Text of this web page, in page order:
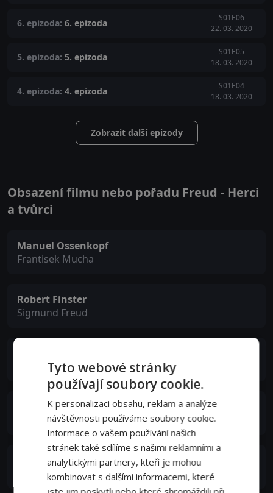
6. epizoda: 6. epizoda
S01E06
22. 03. 2020
5. epizoda: 5. epizoda
S01E05
18. 03. 2020
4. epizoda: 4. epizoda
S01E04
18. 03. 2020
Zobrazit další epizody
Obsazení filmu nebo pořadu Freud - Herci
a tvůrci
Manuel Ossenkopf
Frantisek Mucha
Robert Finster
Sigmund Freud
Alfred Kiss
Ella Rumpf
Fleur Salomé
Brigitte Kren
Lenore
Tyto webové stránky
používají soubory cookie.
K personalizaci obsahu, reklam a analýze
návštěvnosti používáme soubory cookie.
Informace o vašem používání našich
stránek také sdílíme s našimi reklamními a
analytickými partnery, kteří je mohou
kombinovat s dalšími informacemi, které